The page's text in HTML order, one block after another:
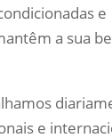
e
a sua
e